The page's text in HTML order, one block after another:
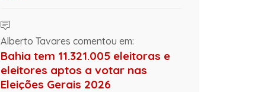
Alberto Tavares comentou em:
Bahia tem 11.321.005 eleitoras e
eleitores aptos a votar nas
Eleições Gerais 2026